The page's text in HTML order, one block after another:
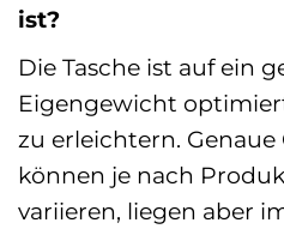
ist?
Die Tasche ist auf ein
Eigengewicht
zu erleichtern.
können je nach
variieren, liegen aber